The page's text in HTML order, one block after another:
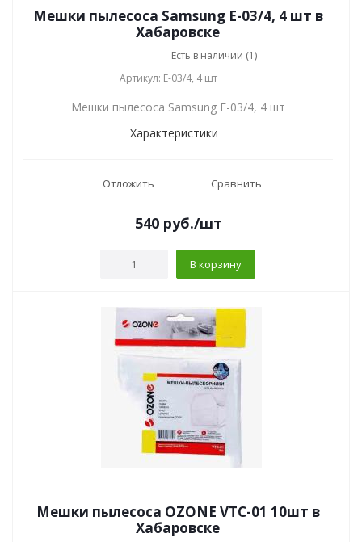
Мешки пылесоса Samsung E-03/4, 4 шт в
Хабаровске
Есть в наличии (1)
Артикул: E-03/4, 4 шт
Мешки пылесоса Samsung E-03/4, 4 шт
Характеристики
Отложить Сравнить
540руб./шт
В корзину
Мешки пылесоса OZONE VTC-01 10шт в
Хабаровске